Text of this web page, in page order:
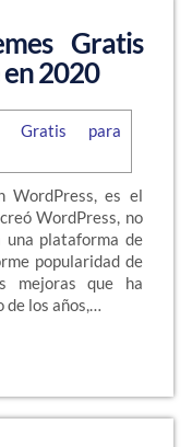
Gratis
2020
WordPress, es el
WordPress, no
una plataforma de
popularidad de
mejoras que ha
de los años,…